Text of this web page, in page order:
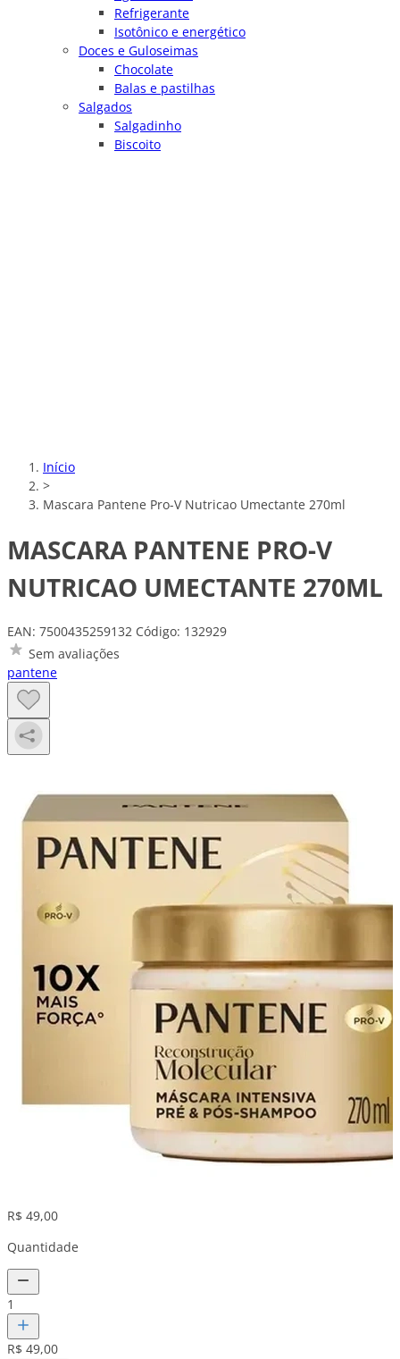
Refrigerante
Isotônico e energético
Doces e Guloseimas
Chocolate
Balas e pastilhas
Salgados
Salgadinho
Biscoito
Início
>
Mascara Pantene Pro-V Nutricao Umectante 270ml
MASCARA PANTENE PRO-V
NUTRICAO UMECTANTE 270ML
EAN: 7500435259132 Código: 132929
Sem avaliações
pantene
R$ 49,00
Quantidade
1
R$ 49,00